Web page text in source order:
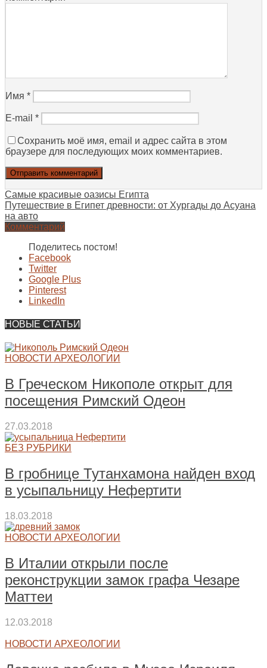
Имя *
E-mail *
Сохранить моё имя, email и адрес сайта в этом
браузере для последующих моих комментариев.
Самые красивые оазисы Египта
Путешествие в Египет древности: от Хургады до Асуана
на авто
Комментарий
Поделитесь постом!
Facebook
Twitter
Google Plus
Pinterest
LinkedIn
НОВЫЕ СТАТЬИ
НОВОСТИ АРХЕОЛОГИИ
В Греческом Никополе открыт для
посещения Римский Одеон
27.03.2018
БЕЗ РУБРИКИ
В гробнице Тутанхамона найден вход
в усыпальницу Нефертити
18.03.2018
НОВОСТИ АРХЕОЛОГИИ
В Италии открыли после
реконструкции замок графа Чезаре
Маттеи
12.03.2018
НОВОСТИ АРХЕОЛОГИИ